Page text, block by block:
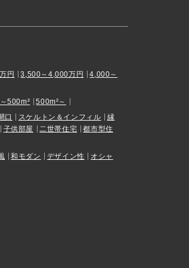
円 3,500～4,000万円
4,000～
500m²
500m²～
口 スケルトン＆インフィル
縁
子供部屋 二世帯住宅
都市型住
和モダン デザイン性
オシャ